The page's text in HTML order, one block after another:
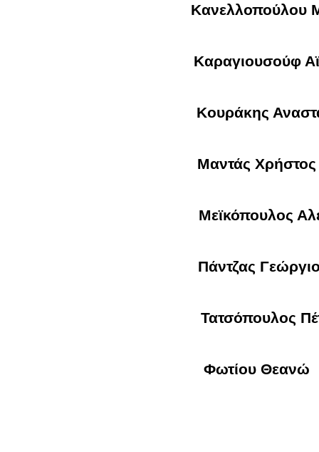
Κανελλοπούλου
Καραγιουσούφ
Κουράκης
Μαντάς Χρήστος
Μεϊκόπουλος
Πάντζας
Τατσόπουλος
Φωτίου Θεανώ